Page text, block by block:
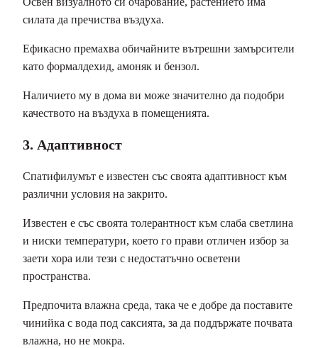
силата да пречиства въздуха.
Ефикасно премахва обичайните вътрешни замърсители
като формалдехид, амоняк и бензол.
Наличието му в дома ви може значително да подобри
качеството на въздуха в помещенията.
3. Адаптивност
Спатифилумът е известен със своята адаптивност към
различни условия на закрито.
Известен е със своята толерантност към слаба светлина
и ниски температури, което го прави отличен избор за
заети хора или тези с недостатъчно осветени
пространства.
Предпочита влажна среда, така че е добре да поставите
чинийка с вода под саксията, за да поддържате почвата
влажна, но не мокра.